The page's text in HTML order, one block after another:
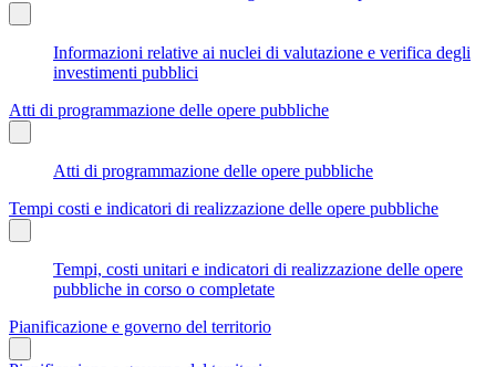
Informazioni relative ai nuclei di valutazione e verifica degli
investimenti pubblici
Atti di programmazione delle opere pubbliche
Atti di programmazione delle opere pubbliche
Tempi costi e indicatori di realizzazione delle opere pubbliche
Tempi, costi unitari e indicatori di realizzazione delle opere
pubbliche in corso o completate
Pianificazione e governo del territorio